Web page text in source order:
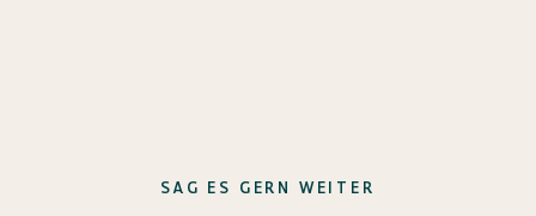
SAG ES GERN WEITER